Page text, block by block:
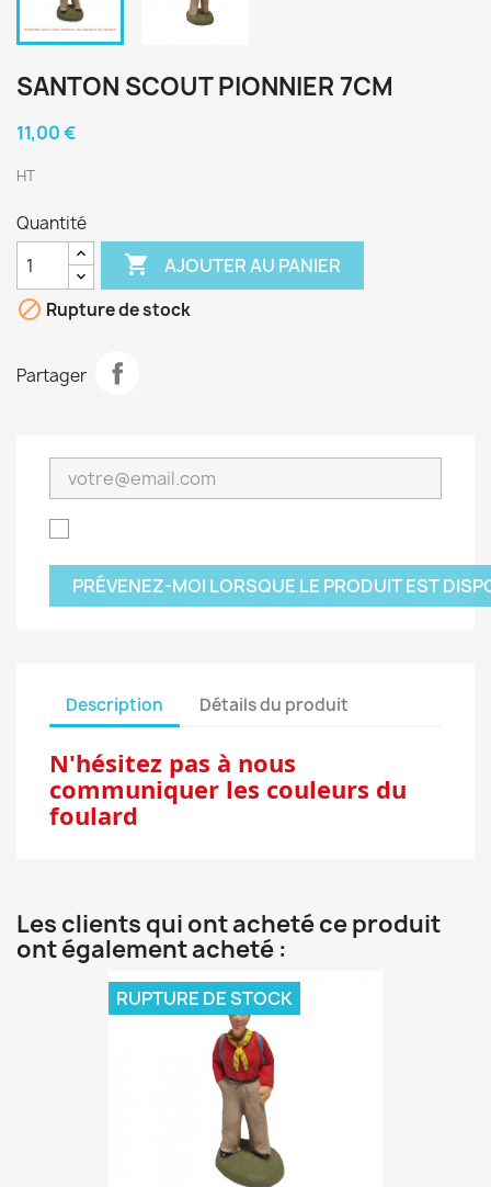
SANTON SCOUT PIONNIER 7CM
11,00 €
HT
Quantité
 AJOUTER AU PANIER
 Rupture de stock
Partager
PRÉVENEZ-MOI LORSQUE LE PRODUIT EST
Description Détails du produit
N'hésitez pas à nous
communiquer les couleurs du
foulard
Les clients qui ont acheté ce produit
ont également acheté :
RUPTURE DE STOCK